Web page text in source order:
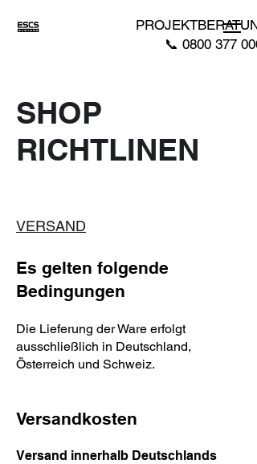
📞 0800 377
SHOP
RICHTLINEN
VERSAND
Es gelten folgende
Bedingungen
Die Lieferung der Ware erfolgt
ausschließlich in Deutschland,
Österreich und Schweiz.
Versandkosten
Versand innerhalb Deutschlands